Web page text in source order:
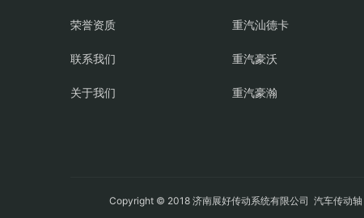
荣誉资质
联系我们
关于我们
重汽汕德卡
重汽豪沃
重汽豪瀚
Copyright © 2018 济南展好传动系统有限公司 汽车传动轴